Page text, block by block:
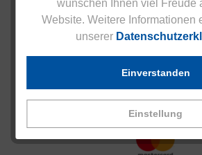
wünschen Ihnen viel Freude
Website. Weitere Informationen
unserer
Einstellung
Einverstanden